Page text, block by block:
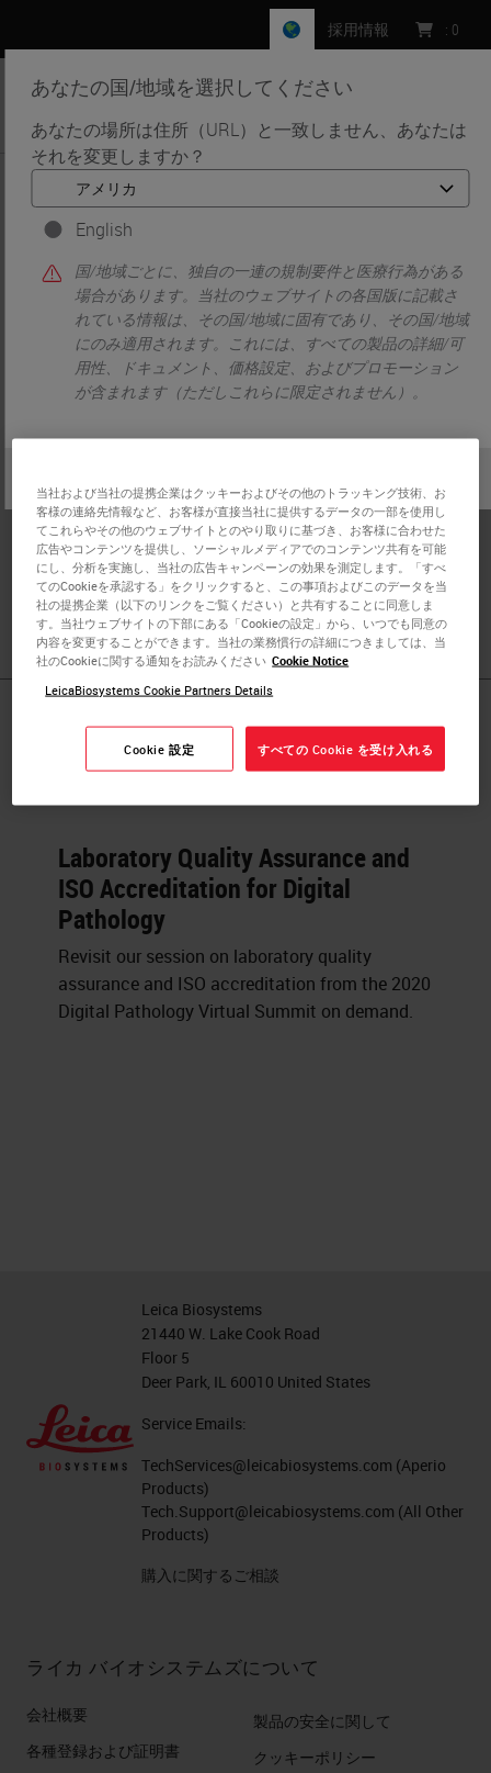
あなたの国/地域を選択してください
あなたの場所は住所（URL）と一致しません、あなたは
それを変更しますか？
English
国/地域ごとに、独自の一連の規制要件と医療行為がある
場合があります。当社のウェブサイトの各国版に記載さ
れている情報は、その国/地域に固有であり、その国/地域
にのみ適用されます。これには、すべての製品の詳細/可
用性、ドキュメント、価格設定、およびプロモーション
が含まれます（ただしこれらに限定されません）。
採用情報 : 0
MENU
ホーム • Knowledge Pathway • Chloe Knowles
Chloe Knowles
at St James’s University Hospital in Leeds. In 2019, Chloe
was awarded the 'rising star' award by the Advancing
Healthcare Awards (AHA), for her role in digitizing the
pathology laboratory at St James’s University Hospital in
Leeds.
Published Pieces by
Chloe Knowles
Laboratory Quality Assurance and
ISO Accreditation for Digital
Pathology
Revisit our session on laboratory quality
assurance and ISO accreditation from the 2020
Digital Pathology Virtual Summit on demand.
Leica Biosystems
21440 W. Lake Cook Road
Floor 5
Deer Park, IL 60010 United States
Service Emails:
TechServices@leicabiosystems.com (Aperio
Products)
Tech.Support@leicabiosystems.com (All Other
Products)
購入に関するご相談
ライカ バイオシステムズについて
会社概要
各種登録および証明書
製品の安全に関して
クッキーポリシー
当社および当社の提携企業はクッキーおよびその他のトラッキング技術、お
客様の連絡先情報など、お客様が直接当社に提供するデータの一部を使用し
てこれらやその他のウェブサイトとのやり取りに基づき、お客様に合わせた
広告やコンテンツを提供し、ソーシャルメディアでのコンテンツ共有を可能
にし、分析を実施し、当社の広告キャンペーンの効果を測定します。「すべ
てのCookieを承認する」をクリックすると、この事項およびこのデータを当
社の提携企業（以下のリンクをご覧ください）と共有することに同意しま
す。当社ウェブサイトの下部にある「Cookieの設定」から、いつでも同意の
内容を変更することができます。当社の業務慣行の詳細につきましては、当
社のCookieに関する通知をお読みください Cookie Notice
LeicaBiosystems Cookie Partners Details
Cookie 設定 すべての Cookie を受け入れる